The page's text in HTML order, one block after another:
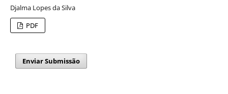
Djalma Lopes da Silva
PDF
Enviar Submissão